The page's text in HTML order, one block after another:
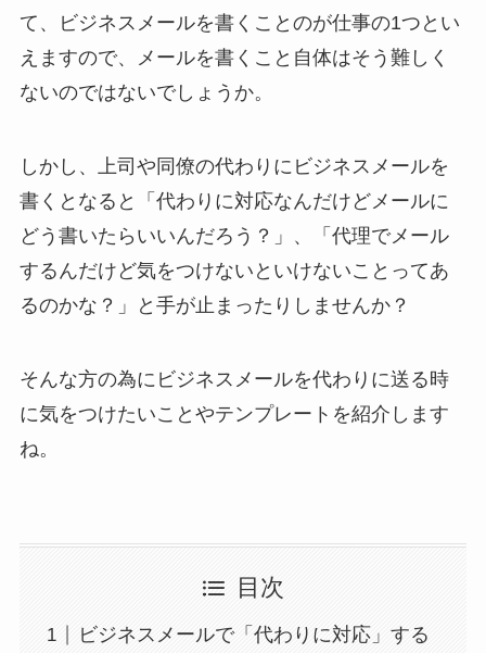
て、ビジネスメールを書くことのが仕事の1つとい
えますので、メールを書くこと自体はそう難しく
ないのではないでしょうか。
しかし、上司や同僚の代わりにビジネスメールを
書くとなると「代わりに対応なんだけどメールに
どう書いたらいいんだろう？」、「代理でメール
するんだけど気をつけないといけないことってあ
るのかな？」と手が止まったりしませんか？
そんな方の為にビジネスメールを代わりに送る時
に気をつけたいことやテンプレートを紹介します
ね。
目次
ビジネスメールで「代わりに対応」する